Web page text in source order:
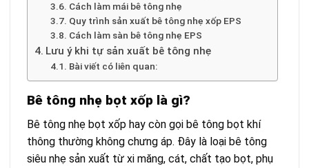
Cách làm mái bê tông nhẹ
Quy trình sản xuất bê tông nhẹ xốp EPS
Cách làm sàn bê tông nhẹ EPS
Lưu ý khi tự sản xuất bê tông nhẹ
Bài viết có liên quan:
Bê tông nhẹ bọt xốp là gì?
Bê tông nhẹ bọt xốp hay còn gọi bê tông bọt khí
thông thường không chưng áp. Đây là loại bê tông
siêu nhẹ sản xuất từ xi măng, cát, chất tạo bọt, phụ